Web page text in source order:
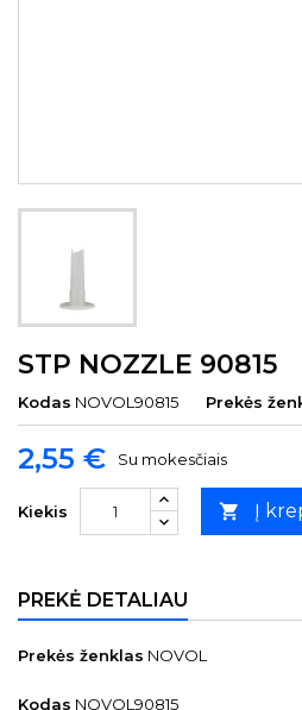
STP NOZZLE 90815
Kodas NOVOL90815 Prekės
2,55 € Su mokesčiais
Kiekis  Į
PREKĖ DETALIAU
Prekės ženklas NOVOL
Kodas NOVOL90815